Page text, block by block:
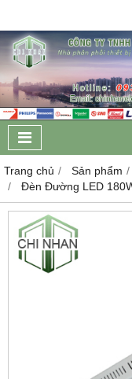
Trang chủ Sản phẩm
Đèn Đường LED